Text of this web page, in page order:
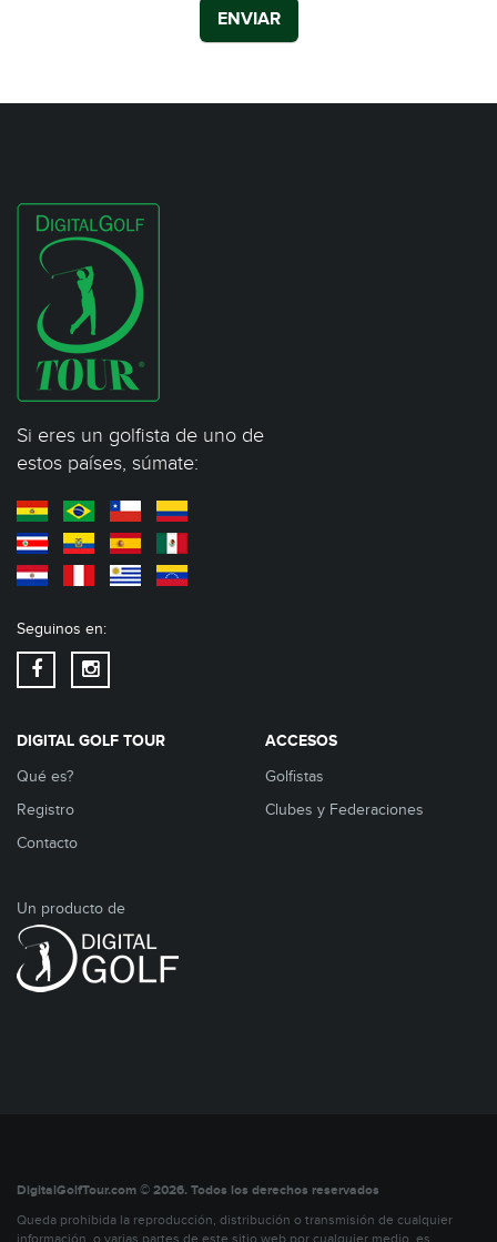
ENVIAR
Si eres un golfista de uno de
estos países, súmate:
Seguinos en:
DIGITAL GOLF TOUR
Qué es?
Registro
Contacto
ACCESOS
Golfistas
Clubes y Federaciones
Un producto de
DigitalGolfTour.com © 2026. Todos los derechos reservados
Queda prohibida la reproducción, distribución o transmisión de cualquier
información, o varias partes de este sitio web por cualquier medio, es